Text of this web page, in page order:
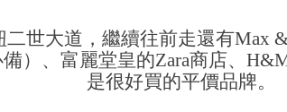
世大道，繼續往前走還有Max
）、富麗堂皇的Zara商店、
是很好買的平價品牌。